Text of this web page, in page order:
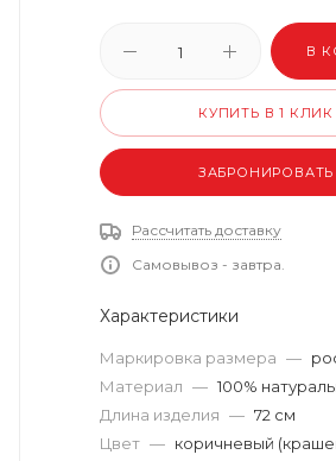
В
КУПИТЬ В 1 КЛИК
ЗАБРОНИРОВАТЬ
Рассчитать доставку
Самовывоз - завтра.
Характеристики
Маркировка размера —
Материал — 100%
Длина изделия — 72 см
Цвет — коричневый